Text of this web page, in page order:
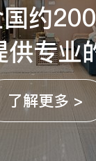
约
专业
了解更多 >